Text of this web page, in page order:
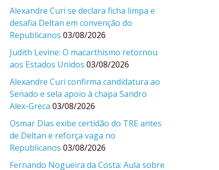
Alexandre Curi se declara ficha limpa e
desafia Deltan em convenção do
Republicanos 03/08/2026
Judith Levine: O macarthismo retornou
aos Estados Unidos 03/08/2026
Alexandre Curi confirma candidatura ao
Senado e sela apoio à chapa Sandro
Alex-Greca 03/08/2026
Osmar Dias exibe certidão do TRE antes
de Deltan e reforça vaga no
Republicanos 03/08/2026
Fernando Nogueira da Costa: Aula sobre